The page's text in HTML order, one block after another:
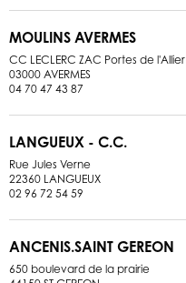
MOULINS AVERMES
CC LECLERC ZAC Portes de l'Allier
03000 AVERMES
04 70 47 43 87
LANGUEUX - C.C.
Rue Jules Verne
22360 LANGUEUX
02 96 72 54 59
ANCENIS.SAINT GEREON
650 boulevard de la prairie